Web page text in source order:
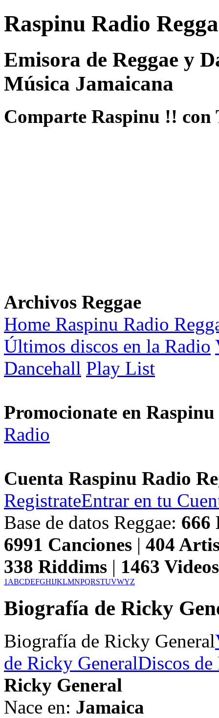
Raspinu Radio
Emisora de Reggae y
Música Jamaicana
Comparte Raspinu !! con
Archivos Reggae
Home Raspinu Radio
Últimos discos en la Radio
Dancehall Play List
Promocionate en
Radio
Cuenta Raspinu Radio
RegistrateEntrar en tu
Base de datos Reggae: 666
6991 Canciones | 404
338 Riddims | 1463
1 ABCDEFGHIJKLMNPQRSTUVWYZ
Biografía de Ricky
Biografía de Ricky General
de Ricky GeneralDiscos
Ricky General
Nace en: Jamaica